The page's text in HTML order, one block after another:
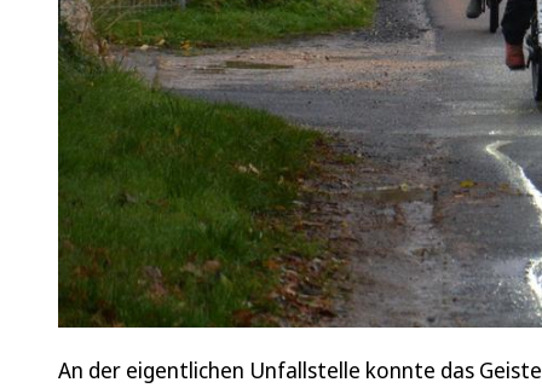
An der eigentlichen Unfallstelle konnte das